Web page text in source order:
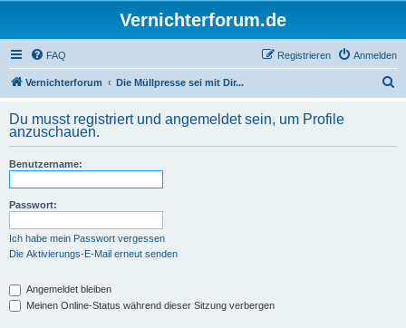
Vernichterforum.de
FAQ Anmelden
Registrieren
Vernichterforum Die Müllpresse sei mit Dir...
h
Du musst registriert und angemeldet sein, um Profile
anzuschauen.
Benutzername:
Passwort:
Ich habe mein Passwort vergessen
Die Aktivierungs-E-Mail erneut senden
Angemeldet bleiben
Meinen Online-Status während dieser Sitzung verbergen